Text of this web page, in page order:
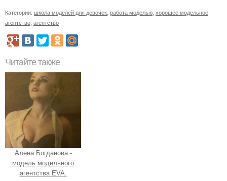
Категории: школа моделей для девочек работа моделью хорошее модельное
агентство агентство
Читайте также
Алена Богданова -
модель модельного
агентства EVA.